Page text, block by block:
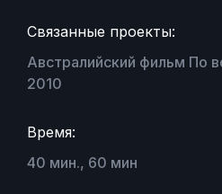
Связанные проекты:
Австралийский фильм По
2010
Время:
40 мин., 60 мин